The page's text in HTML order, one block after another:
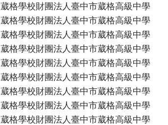
葳格學校財團法人臺中市葳格高級中學
葳格學校財團法人臺中市葳格高級中學
葳格學校財團法人臺中市葳格高級中學
葳格學校財團法人臺中市葳格高級中學
葳格學校財團法人臺中市葳格高級中學
葳格學校財團法人臺中市葳格高級中學
葳格學校財團法人臺中市葳格高級中學
葳格學校財團法人臺中市葳格高級中學
葳格學校財團法人臺中市葳格高級中學